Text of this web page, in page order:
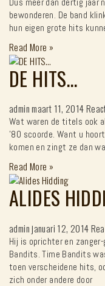
bewonderen. De band
hun eigen grote hits
Read More »
DE HITS…
adminmaart 11, 2014
Wat waren de titels ook
’80 scoorde. Want u
komen en zingt ze dan
Read More »
ALIDES
adminjanuari 12, 2014
Hij is oprichter en
Bandits. Time Bandits
toen verscheidene hits,
zich onder andere door